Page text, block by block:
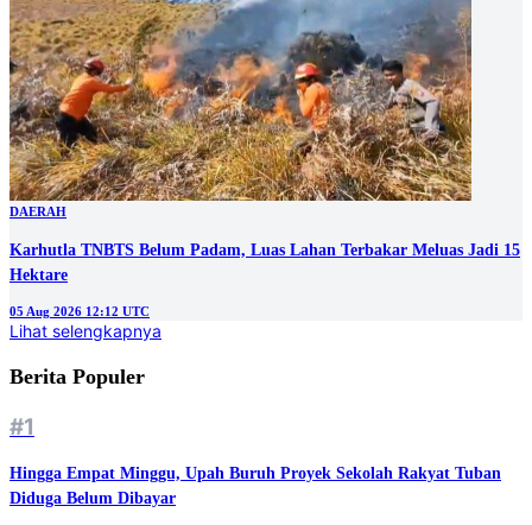
DAERAH
Karhutla TNBTS Belum Padam, Luas Lahan Terbakar Meluas Jadi 15
Hektare
05 Aug 2026 12:12 UTC
Lihat selengkapnya
Berita Populer
#1
Hingga Empat Minggu, Upah Buruh Proyek Sekolah Rakyat Tuban
Diduga Belum Dibayar